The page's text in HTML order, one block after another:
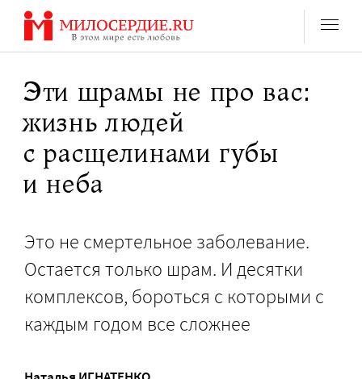
Перейти
содержанию
Эти шрамы не про вас:
жизнь людей
с расщелинами губы
и неба
Это не смертельное заболевание.
Остается только шрам. И десятки
комплексов, бороться с которыми с
каждым годом все сложнее